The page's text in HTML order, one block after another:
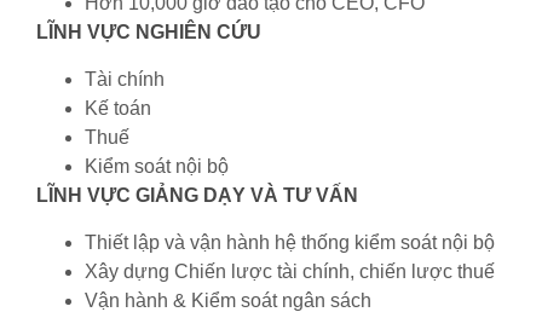
LĨNH VỰC NGHIÊN CỨU
Tài chính
Kế toán
Thuế
Kiểm soát nội bộ
LĨNH VỰC GIẢNG DẠY VÀ TƯ VẤN
Thiết lập và vận hành hệ thống kiểm soát nội bộ
Xây dựng Chiến lược tài chính, chiến lược thuế
Vận hành & Kiểm soát ngân sách